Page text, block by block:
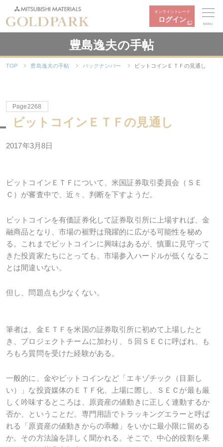
オンライントレード
ログイン
MENU
豊島逸夫の手帖
TOP 豊島逸夫の手帖 バックナンバー ビットコインＥＴＦの見通し
Page2268
ビットコインＥＴＦの見通し
2017年3月8日
ビットコインＥＴＦについて、米国証券取引委員会（ＳＥ
Ｃ）が審査中で、近々、判断を下すようだ。
ビットコインを有価証券化して証券取引所に上場すれば、金
融商品となり、市場の裾野は飛躍的に広がる可能性を秘め
る。これまでビットコインに興味はあるが、慎重に見守って
きた投資家たちにとっても、市場参入ハードルが低くなるこ
とは間違いない。
但し、問題点も少なくない。
筆者は、金ＥＴＦを米国の証券取引所に初めて上場したと
き、プロジェクトチームに加わり、５回ＳＥＣに呼ばれ、も
ろもろ質問を受けた経験がある。
一般的に、金やビットコインなど「エキゾチック（目新し
い）」な投資媒体のＥＴＦ化、上場に際し、ＳＥＣが最も厳
しく吟味するところは、原資産の値動きに正しく連動するか
否か、ということだ。専門用語でトラッキングエラーと呼ば
れる「原資産の値動きからの乖離」をいかに最小限に留める
か。その方法論を詳しく聞かれる。そこで、中心的役割を果